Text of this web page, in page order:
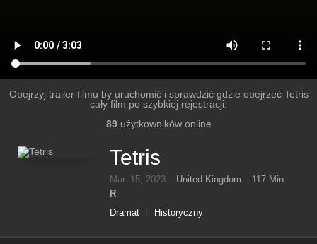
Obejrzyj trailer filmu by uruchomić i sprawdzić gdzie obejrzeć Tetris
cały film po szybkiej rejestracji.
89użytkowników online
Tetris
Mar. 15, 2023 United Kingdom
117 Min.
R
Dramat
Historyczny